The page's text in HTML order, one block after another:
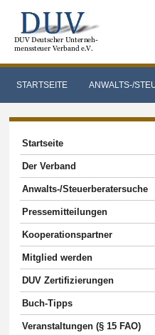
STARTSEITE ANWALTS-/
Startseite
Der Verband
Anwalts-/Steuerberatersuche
Pressemitteilungen
Kooperationspartner
Mitglied werden
DUV Zertifizierungen
Buch-Tipps
Veranstaltungen (§ 15 FAO)